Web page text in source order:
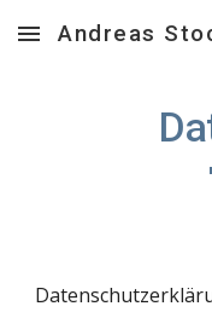
Skip to main content
Andreas